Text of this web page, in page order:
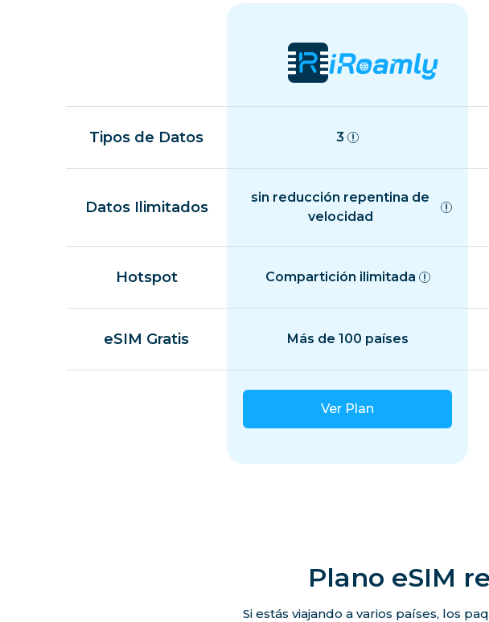
Tipos de Datos 3
Datos Ilimitados
sin reducción repentina de
velocidad
Hotspot Compartición ilimitada
eSIM Gratis Más de 100 países
Ver Plan
Plano eSIM
Si estás viajando a varios países, los